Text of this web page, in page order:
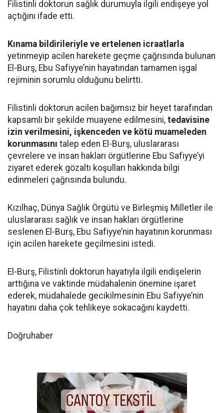
Filistinli doktorun sağlık durumuyla ilgili endişeye yol
açtığını ifade etti.
Kınama bildirileriyle ve ertelenen icraatlarla
yetinmeyip acilen harekete geçme çağrısında bulunan
El-Burş, Ebu Safiyye’nin hayatından tamamen işgal
rejiminin sorumlu olduğunu belirtti.
Filistinli doktorun acilen bağımsız bir heyet tarafından
kapsamlı bir şekilde muayene edilmesini, tedavisine
izin verilmesini, işkenceden ve kötü muameleden
korunmasını talep eden El-Burş, uluslararası
çevrelere ve insan hakları örgütlerine Ebu Safiyye’yi
ziyaret ederek gözaltı koşulları hakkında bilgi
edinmeleri çağrısında bulundu.
Kızılhaç, Dünya Sağlık Örgütü ve Birleşmiş Milletler ile
uluslararası sağlık ve insan hakları örgütlerine
seslenen El-Burş, Ebu Safiyye’nin hayatının korunması
için acilen harekete geçilmesini istedi.
El-Burş, Filistinli doktorun hayatıyla ilgili endişelerin
arttığına ve vaktinde müdahalenin önemine işaret
ederek, müdahalede gecikilmesinin Ebu Safiyye’nin
hayatını daha çok tehlikeye sokacağını kaydetti.
Doğruhaber